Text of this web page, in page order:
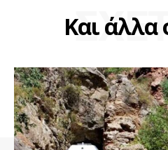
Και άλλα